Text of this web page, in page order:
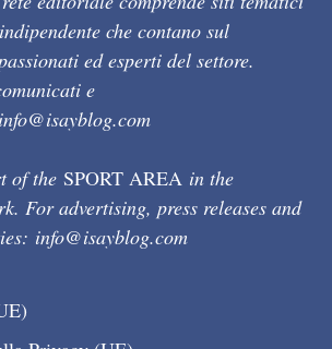
che contano sul
ed esperti del settore.
e
info@isayblog.com
of the SPORT AREA in the
For advertising, press releases and
info@isayblog.com